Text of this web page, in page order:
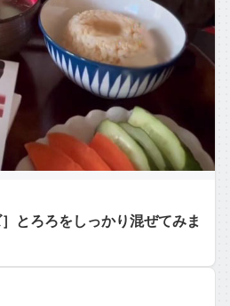
］とろろをしっかり混ぜてみま